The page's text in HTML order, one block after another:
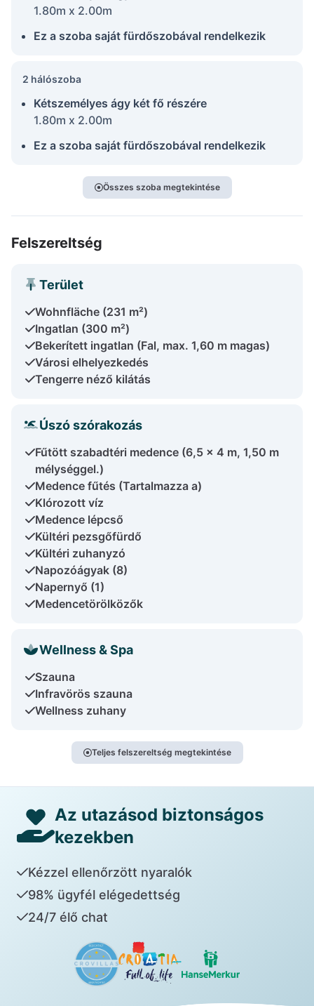
1.80m x 2.00m
Ez a szoba saját fürdőszobával rendelkezik
2 hálószoba
Kétszemélyes ágy két fő részére
1.80m x 2.00m
Ez a szoba saját fürdőszobával rendelkezik
Összes szoba megtekintése
Felszereltség
Terület
Wohnfläche (231 m²)
Ingatlan (300 m²)
Bekerített ingatlan (Fal, max. 1,60 m magas)
Városi elhelyezkedés
Tengerre néző kilátás
Úszó szórakozás
Fűtött szabadtéri medence (6,5 x 4 m, 1,50 m
mélységgel.)
Medence fűtés (Tartalmazza a)
Klórozott víz
Medence lépcső
Kültéri pezsgőfürdő
Kültéri zuhanyzó
Napozóágyak (8)
Napernyő (1)
Medencetörölközők
Wellness & Spa
Szauna
Infravörös szauna
Wellness zuhany
Teljes felszereltség megtekintése
Az utazásod biztonságos
kezekben
Kézzel ellenőrzött nyaralók
98% ügyfél elégedettség
24/7 élő chat